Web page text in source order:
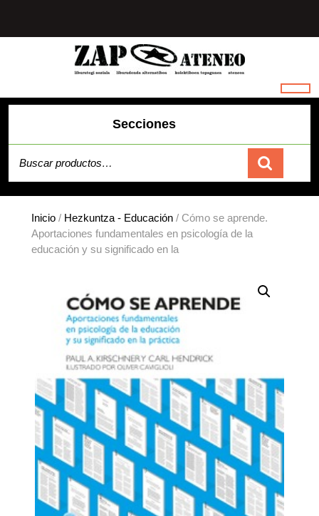
contenido
Secciones
Carrito
Inicio / Hezkuntza - Educación / Cómo se aprende.
Aportaciones fundamentales en psicología de la
educación y su significado en la